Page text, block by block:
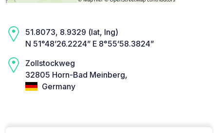
51.8073, 8.9329 (lat, lng)
N 51°48’26.2224” E 8°55’58.3824”
Zollstockweg
32805 Horn-Bad Meinberg,
Germany